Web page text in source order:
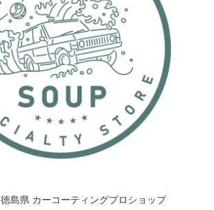
徳島県 カーコーティングプロショップ